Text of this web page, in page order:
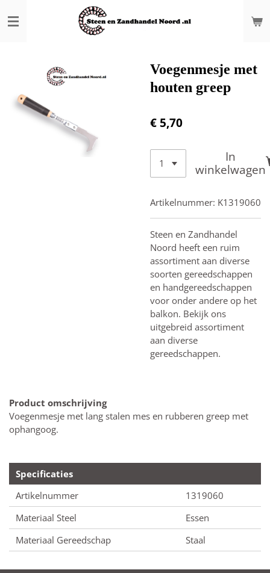
direct
hoofdinhoud
Voegenmesje met
houten greep
€ 5,70
In
winkelwagen
Artikelnummer: K1319060
Steen en Zandhandel
Noord heeft een ruim
assortiment aan diverse
soorten gereedschappen
en handgereedschappen
voor onder andere op het
balkon. Bekijk ons
uitgebreid assortiment
aan diverse
gereedschappen.
Product omschrijving
Voegenmesje met lang stalen mes en rubberen greep met
ophangoog.
Specificaties
Artikelnummer
1319060
Materiaal Steel
Essen
Materiaal Gereedschap
Staal